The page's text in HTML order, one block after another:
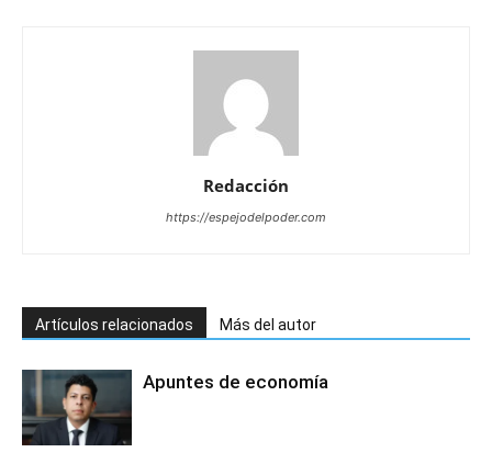
Redacción
https://espejodelpoder.com
Artículos relacionados Más del autor
Apuntes de economía